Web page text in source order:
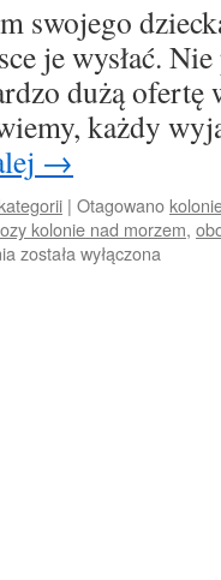
swojego
je wysłać.
dużą ofertę
każdy
→
| Otagowano
kolonie nad morzem,
Jakie
została wyłączona